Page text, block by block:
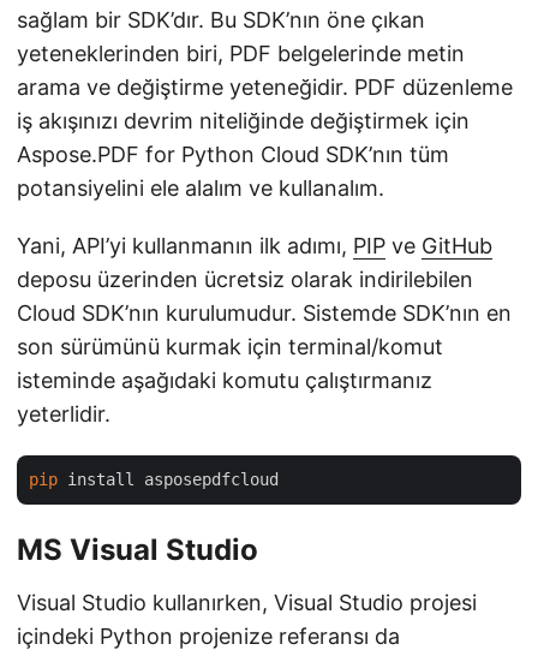
sağlam bir SDK’dır. Bu SDK’nın öne çıkan
yeteneklerinden biri, PDF belgelerinde metin
arama ve değiştirme yeteneğidir. PDF düzenleme
iş akışınızı devrim niteliğinde değiştirmek için
Aspose.PDF for Python Cloud SDK’nın tüm
potansiyelini ele alalım ve kullanalım.
Yani, API’yi kullanmanın ilk adımı, PIP ve GitHub
deposu üzerinden ücretsiz olarak indirilebilen
Cloud SDK’nın kurulumudur. Sistemde SDK’nın en
son sürümünü kurmak için terminal/komut
isteminde aşağıdaki komutu çalıştırmanız
yeterlidir.
pip
MS Visual Studio
Visual Studio kullanırken, Visual Studio projesi
içindeki Python projenize referansı da